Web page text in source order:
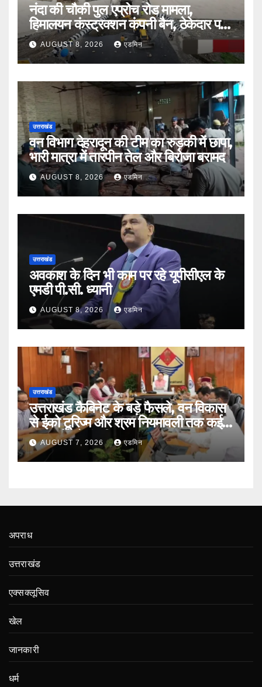
नंदा की चौकी पुल एप्रोच रोड मामला,
हिमालयन कंस्ट्रक्शन कंपनी बैन, ठेकेदार पर
भी एक्शन
AUGUST 8, 2026 एडमिन
उत्तराखंड
वन विभाग देहरादून की टीम का रुड़की में छापा,
भारी मात्रा में तारपीन तेल और बिरोजा बरामद
AUGUST 8, 2026 एडमिन
उत्तराखंड
अवकाश के दिन भी काम पर रहे यूपीसीएल के
एमडी पी.सी. ध्यानी
AUGUST 8, 2026 एडमिन
उत्तराखंड
उत्तराखंड कैबिनेट के बड़े फैसले, वन विकास
से ईको टूरिज्म और श्रम नियमावली तक कई
प्रस्तावों को मंजूरी
AUGUST 7, 2026 एडमिन
अपराध
उत्तराखंड
एक्सक्लूसिव
खेल
जानकारी
धर्म